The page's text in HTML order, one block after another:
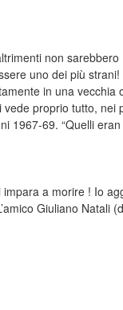
non
uno dei più
in una
proprio tutto,
1967-69. “Quelli
a morire ! Io
Giuliano Natali